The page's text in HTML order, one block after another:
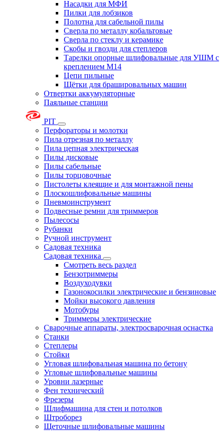
Насадки для МФИ
Пилки для лобзиков
Полотна для сабельной пилы
Сверла по металлу кобальтовые
Сверла по стеклу и керамике
Скобы и гвозди для степлеров
Тарелки опорные шлифовальные для УШМ с
креплением М14
Цепи пильные
Щётки для брашировальных машин
Отвертки аккумуляторные
Паяльные станции
PIT
Перфораторы и молотки
Пила отрезная по металлу
Пила цепная электрическая
Пилы дисковые
Пилы сабельные
Пилы торцовочные
Пистолеты клеящие и для монтажной пены
Плоскошлифовальные машины
Пневмоинструмент
Подвесные ремни для триммеров
Пылесосы
Рубанки
Ручной инструмент
Садовая техника
Садовая техника
Смотреть весь раздел
Бензотриммеры
Воздуходувки
Газонокосилки электрические и бензиновые
Мойки высокого давления
Мотобуры
Триммеры электрические
Сварочные аппараты, электросварочная оснастка
Станки
Степлеры
Стойки
Угловая шлифовальная машина по бетону
Угловые шлифовальные машины
Уровни лазерные
Фен технический
Фрезеры
Шлифмашина для стен и потолков
Штроборез
Щеточные шлифовальные машины